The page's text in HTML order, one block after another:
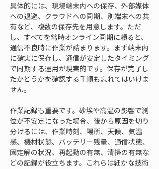
具体的には、現場端末内への保存、外部媒体
への退避、クラウドへの同期、別端末への共
有など、複数の保存先を用意します。ただ
し、すべてを常時オンライン同期に頼ると、
通信不良時に作業が詰まります。まず端末内
に確実に保存し、通信が安定したタイミング
で同期する運用が現実的です。保存が完了し
たかどうかを確認する手順も忘れてはいけま
せん。
作業記録も重要です。砂埃や高温の影響で測
位が不安定になった場合、後から原因を切り
分けるには、作業時刻、場所、天候、気温
感、機材状態、バッテリー残量、通信状態、
固定解の状況、再起動の有無、清掃の有無な
どの記録が役立ちます。これらは細かな技術